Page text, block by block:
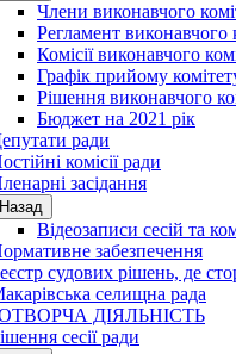
Члени виконавчого
Регламент виконавчого
Комісії виконавчого
Графік прийому
Рішення виконавчого
Бюджет на 2021 рік
ради
комісії ради
засідання
Назад
Відеозаписи сесій та
забезпечення
судових рішень, де
селищна рада
ДІЯЛЬНІСТЬ
сесії ради